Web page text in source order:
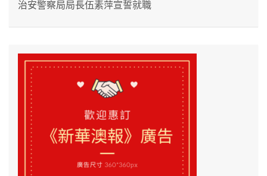
治安警察局局長伍素萍宣誓就職